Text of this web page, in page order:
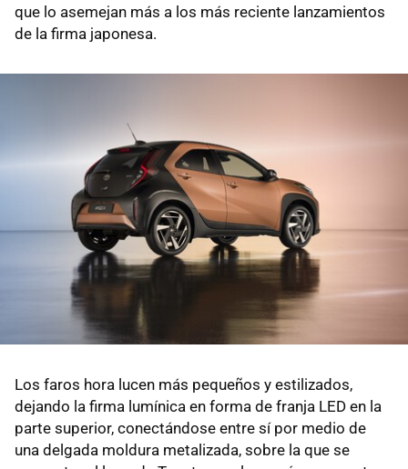
que lo asemejan más a los más reciente lanzamientos
de la firma japonesa.
Los faros hora lucen más pequeños y estilizados,
dejando la firma lumínica en forma de franja LED en la
parte superior, conectándose entre sí por medio de
una delgada moldura metalizada, sobre la que se